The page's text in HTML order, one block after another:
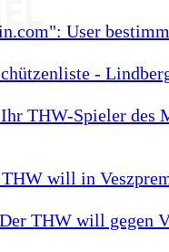
User
-
THW-Spieler des
will in
THW will gegen